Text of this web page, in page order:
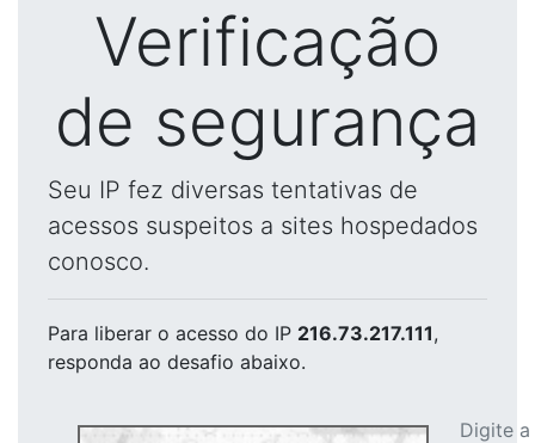
Verificação
de segurança
Seu IP fez diversas tentativas de
acessos suspeitos a sites hospedados
conosco.
Para liberar o acesso do IP 216.73.217.111,
responda ao desafio abaixo.
Digite